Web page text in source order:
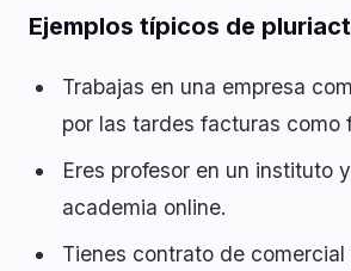
Ejemplos típicos de
Trabajas en una empresa
por las tardes facturas como
Eres profesor en un instituto
academia online.
Tienes contrato de comercial